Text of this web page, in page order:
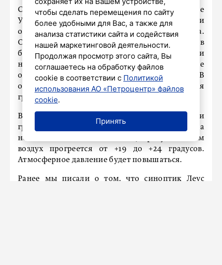
Согласно прогнозу ФГБУ «Северо-Западное
УГМС», 9 июля в Ленинградской области
ожидается облачная с прояснениями погода.
Однако ночью и в первой половине дня в
большинстве районов пройдут дожди, местами
небольшие. Во второй половине
ожидаются кратковременные дожди. В
отдельных районах региона прогнозируется
гроза.
Ветер юго-восточный и восточный, 4–9 м/с, при
грозе будет порывистым. Температура воздуха
ночью составит от +12 до +17 градусов. Днем
воздух прогреется от +19 до +24 градусов.
Атмосферное давление будет повышаться.
Ранее мы писали о том, что синоптик Леус
чтобы сделать перемещения по сайту
более удобными для Вас, а также для
анализа статистики сайта и содействия
нашей маркетинговой деятельности.
Продолжая просмотр этого сайта, Вы
соглашаетесь на обработку файлов
cookie в соответствии с Политикой
использования АО «Петроцентр» файлов
cookie.
Принять